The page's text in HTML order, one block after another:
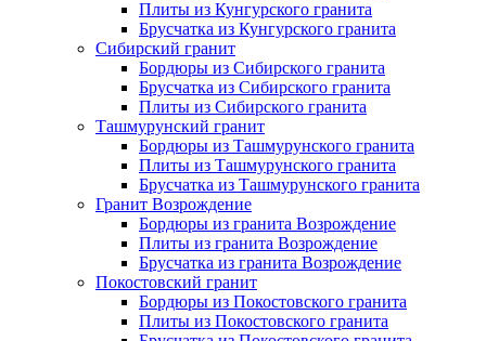
Плиты из Кунгурского гранита
Брусчатка из Кунгурского гранита
Сибирский гранит
Бордюры из Сибирского гранита
Брусчатка из Сибирского гранита
Плиты из Сибирского гранита
Ташмурунский гранит
Бордюры из Ташмурунского гранита
Плиты из Ташмурунского гранита
Брусчатка из Ташмурунского гранита
Гранит Возрождение
Бордюры из гранита Возрождение
Плиты из гранита Возрождение
Брусчатка из гранита Возрождение
Покостовский гранит
Бордюры из Покостовского гранита
Плиты из Покостовского гранита